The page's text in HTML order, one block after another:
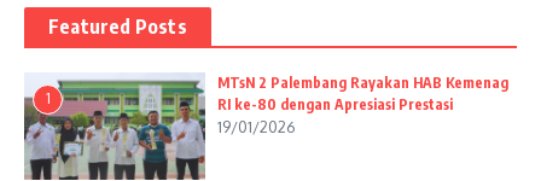
Featured Posts
1
MTsN 2 Palembang Rayakan HAB Kemenag
RI ke-80 dengan Apresiasi Prestasi
19/01/2026